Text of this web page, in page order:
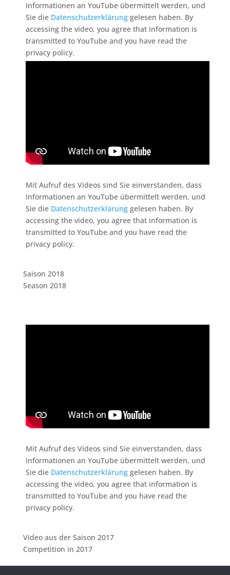
Informationen an YouTube übermittelt werden, und
Sie die Datenschutzerklärunggelesen haben. By
accessing the video, you agree that information is
transmitted to YouTube and you have read the
privacy policy.
Mit Aufruf des Videos sind Sie einverstanden, dass
Informationen an YouTube übermittelt werden, und
Sie die Datenschutzerklärunggelesen haben. By
accessing the video, you agree that information is
transmitted to YouTube and you have read the
privacy policy.
Saison 2018
Season 2018
Mit Aufruf des Videos sind Sie einverstanden, dass
Informationen an YouTube übermittelt werden, und
Sie die Datenschutzerklärunggelesen haben. By
accessing the video, you agree that information is
transmitted to YouTube and you have read the
privacy policy.
Video aus der Saison 2017
Competition in 2017